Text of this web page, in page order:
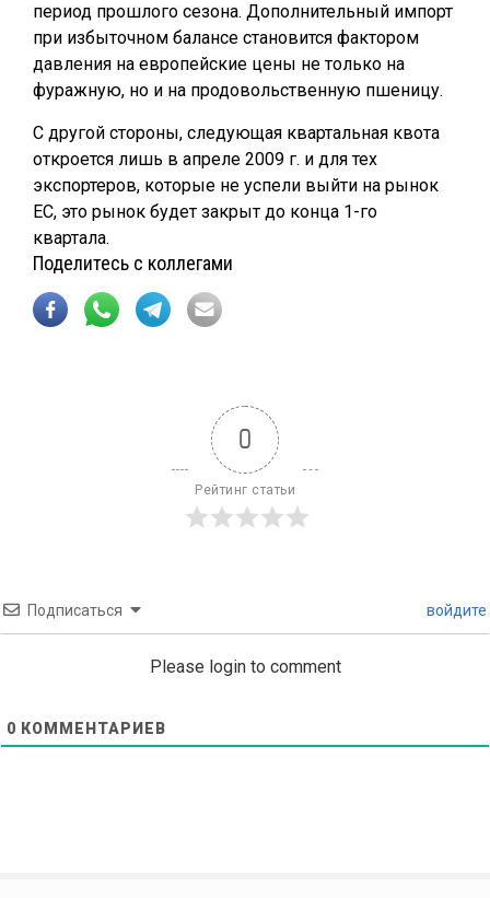
период прошлого сезона. Дополнительный импорт
при избыточном балансе становится фактором
давления на европейские цены не только на
фуражную, но и на продовольственную пшеницу.
С другой стороны, следующая квартальная квота
откроется лишь в апреле 2009 г. и для тех
экспортеров, которые не успели выйти на рынок
ЕС, это рынок будет закрыт до конца 1-го
квартала.
Поделитесь с коллегами
0
Рейтинг статьи
Подписаться войдите
Please login to comment
0 КОММЕНТАРИЕВ